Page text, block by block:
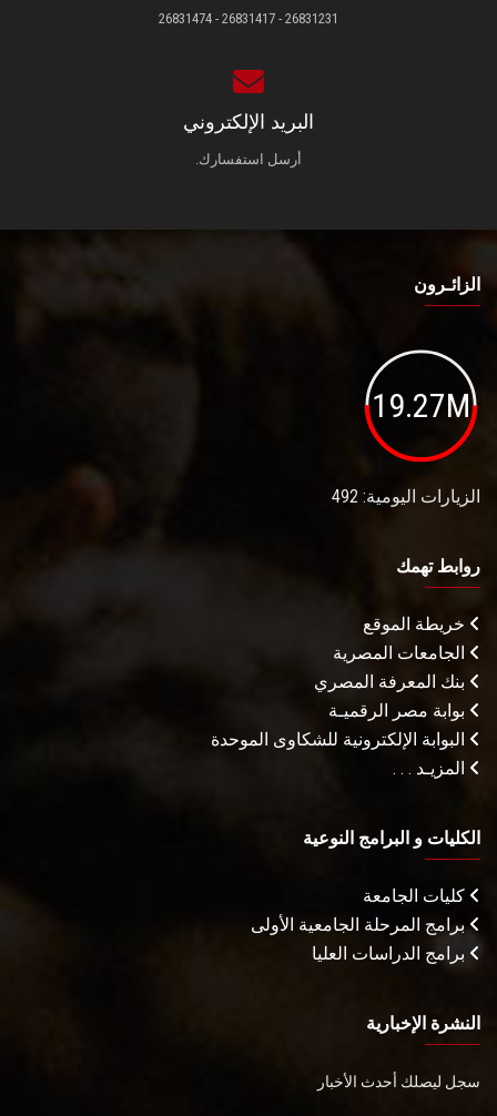
26831231 - 26831417 - 26831474
البريد الإلكتروني
أرسل استفسارك.
الزائـرون
19.27M
الزيارات اليومية: 492
روابط تهمك
خريطة الموقع
الجامعات المصرية
بنك المعرفة المصري
بوابة مصر الرقميـة
البوابة الإلكترونية للشكاوى الموحدة
المزيـد . . .
الكليات و البرامج النوعية
كليات الجامعة
برامج المرحلة الجامعية الأولى
برامج الدراسات العليا
النشرة الإخبارية
سجل ليصلك أحدث الأخبار